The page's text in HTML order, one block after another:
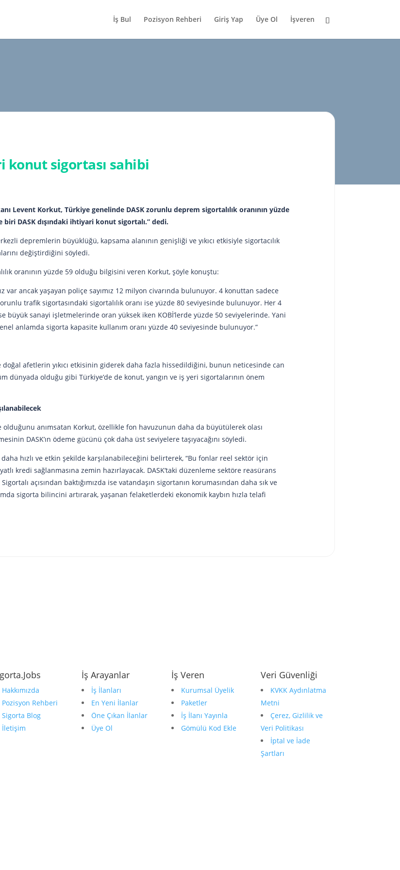
İş Bul Pozisyon Rehberi Giriş Yap Üye Ol İşveren
konut sigortası sahibi
Levent Korkut, Türkiye genelinde DASK zorunlu deprem sigortalılık oranının yüzde
DASK dışındaki ihtiyari konut sigortalı.” dedi.
depremlerin büyüklüğü, kapsama alanının genişliği ve yıkıcı etkisiyle sigortacılık
değiştirdiğini söyledi.
oranının yüzde 59 olduğu bilgisini veren Korkut, şöyle konuştu:
var ancak yaşayan poliçe sayımız 12 milyon civarında bulunuyor. 4 konuttan sadece
trafik sigortasındaki sigortalılık oranı ise yüzde 80 seviyesinde bulunuyor. Her 4
büyük sanayi işletmelerinde oran yüksek iken KOBİ’lerde yüzde 50 seviyelerinde. Yani
anlamda sigorta kapasite kullanım oranı yüzde 40 seviyesinde bulunuyor.”
afetlerin yıkıcı etkisinin giderek daha fazla hissedildiğini, bunun neticesinde can
dünyada olduğu gibi Türkiye’de de konut, yangın ve iş yeri sigortalarının önem
olduğunu anımsatan Korkut, özellikle fon havuzunun daha da büyütülerek olası
DASK’ın ödeme gücünü çok daha üst seviyelere taşıyacağını söyledi.
hızlı ve etkin şekilde karşılanabileceğini belirterek, “Bu fonlar reel sektör için
kredi sağlanmasına zemin hazırlayacak. DASK’taki düzenleme sektöre reasürans
açısından baktığımızda ise vatandaşın sigortanın korumasından daha sık ve
sigorta bilincini artırarak, yaşanan felaketlerdeki ekonomik kaybın hızla telafi
Hakkımızda
Pozisyon Rehberi
Sigorta Blog
İletişim
İş Arayanlar
İş İlanları
En Yeni İlanlar
Öne Çıkan İlanlar
Üye Ol
İş Veren
Kurumsal Üyelik
Paketler
İş İlanı Yayınla
Gömülü Kod Ekle
Veri Güvenliği
KVKK Aydınlatma
Metni
Çerez, Gizlilik ve
Veri Politikası
İptal ve İade
Şartları